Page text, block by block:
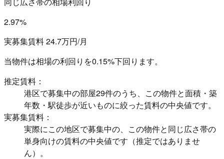
2.97%
実募集賃料 24.7万円/月
当物件は相場の利回りを0.15%下回ります。
推定賃料：
港区で募集中の部屋29件のうち、この物件と面積・築
年数・駅徒歩が近いものに絞った賃料の中央値です。
実募集賃料：
実際にこの地区で募集中の、この物件と同じ広さ帯の
単身向けの賃料の中央値です（推定ではありませ
ん）。